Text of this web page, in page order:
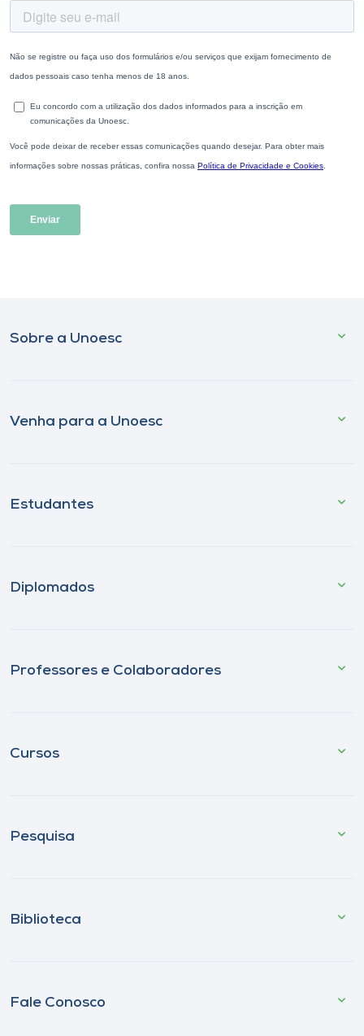
Sobre a Unoesc
Venha para a Unoesc
Estudantes
Diplomados
Professores e Colaboradores
Cursos
Pesquisa
Biblioteca
Fale Conosco